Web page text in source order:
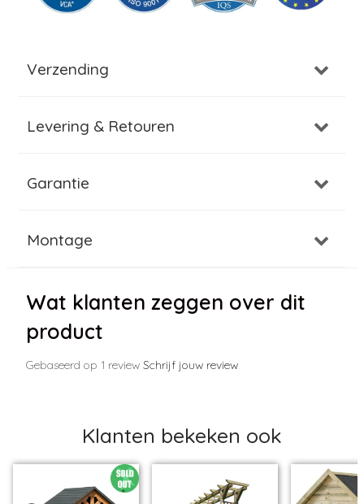
Verzending
Levering & Retouren
Garantie
Montage
Wat klanten zeggen over dit
product
Gebaseerd op 1 review Schrijf jouw review
Klanten bekeken ook